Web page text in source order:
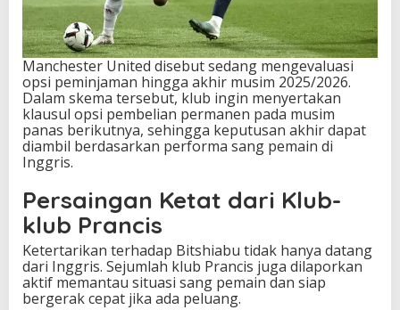
Manchester United disebut sedang mengevaluasi
opsi peminjaman hingga akhir musim 2025/2026.
Dalam skema tersebut, klub ingin menyertakan
klausul opsi pembelian permanen pada musim
panas berikutnya, sehingga keputusan akhir dapat
diambil berdasarkan performa sang pemain di
Inggris.
Persaingan Ketat dari Klub-
klub Prancis
Ketertarikan terhadap Bitshiabu tidak hanya datang
dari Inggris. Sejumlah klub Prancis juga dilaporkan
aktif memantau situasi sang pemain dan siap
bergerak cepat jika ada peluang.